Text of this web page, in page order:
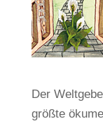
Der
größte